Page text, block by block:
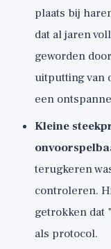
plaats bij
dat al jaren
geworden
uitputting van
een
Kleine
terugkeren
controleren.
getrokken dat
als protocol.